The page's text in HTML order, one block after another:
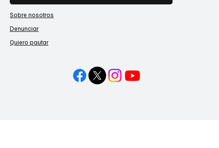
Sobre nosotros
Denunciar
Quiero pautar